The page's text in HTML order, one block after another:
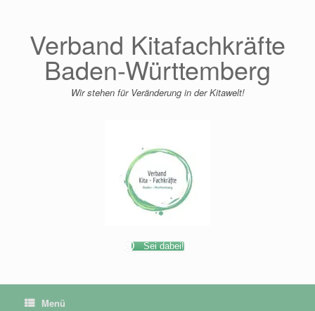
Verband Kitafachkräfte
Baden-Württemberg
Wir stehen für Veränderung in der Kitawelt!
Sei dabei!
Menü